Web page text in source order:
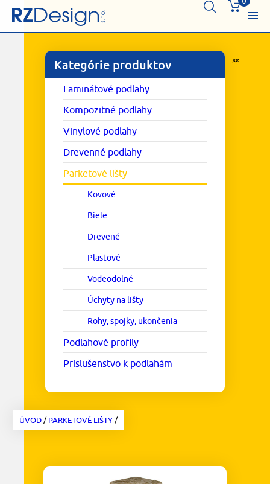
Kategórie produktov
Laminátové podlahy
Kompozitné podlahy
Vinylové podlahy
Drevenné podlahy
Parketové lišty
Kovové
Biele
Drevené
Plastové
Vodeodolné
Úchyty na lišty
Rohy, spojky, ukončenia
Podlahové profily
Príslušenstvo k podlahám
ÚVOD/PARKETOVÉ LIŠTY/